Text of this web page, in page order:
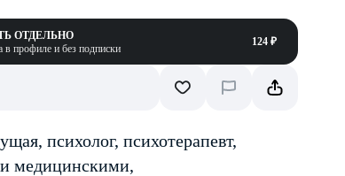
ОТДЕЛЬНО
в профиле и без подписки
124 ₽
психолог, психотерапевт,
медицинскими,